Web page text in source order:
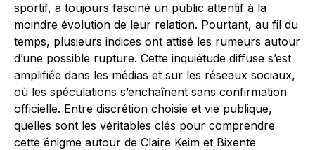
sportif, a toujours fasciné un public attentif à la
moindre évolution de leur relation. Pourtant, au fil du
temps, plusieurs indices ont attisé les rumeurs autour
d’une possible rupture. Cette inquiétude diffuse s’est
amplifiée dans les médias et sur les réseaux sociaux,
où les spéculations s’enchaînent sans confirmation
officielle. Entre discrétion choisie et vie publique,
quelles sont les véritables clés pour comprendre
cette énigme autour de Claire Keim et Bixente